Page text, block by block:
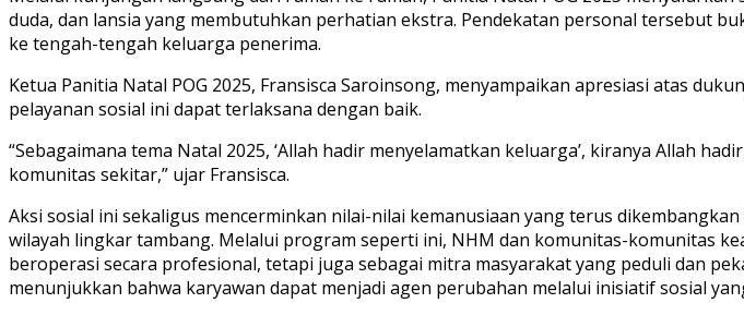
duda, dan lansia yang membutuhkan perhatian ekstra. Pendekatan personal tersebut
ke tengah-tengah keluarga penerima.
Ketua Panitia Natal POG 2025, Fransisca Saroinsong, menyampaikan apresiasi atas
pelayanan sosial ini dapat terlaksana dengan baik.
“Sebagaimana tema Natal 2025, ‘Allah hadir menyelamatkan keluarga’, kiranya Allah
komunitas sekitar,” ujar Fransisca.
Aksi sosial ini sekaligus mencerminkan nilai-nilai kemanusiaan yang terus
wilayah lingkar tambang. Melalui program seperti ini, NHM dan komunitas-komunitas
beroperasi secara profesional, tetapi juga sebagai mitra masyarakat yang peduli dan
menunjukkan bahwa karyawan dapat menjadi agen perubahan melalui inisiatif sosial